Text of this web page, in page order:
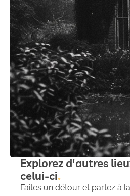
Explorez d'autres
celui-ci
Faites un détour et partez à